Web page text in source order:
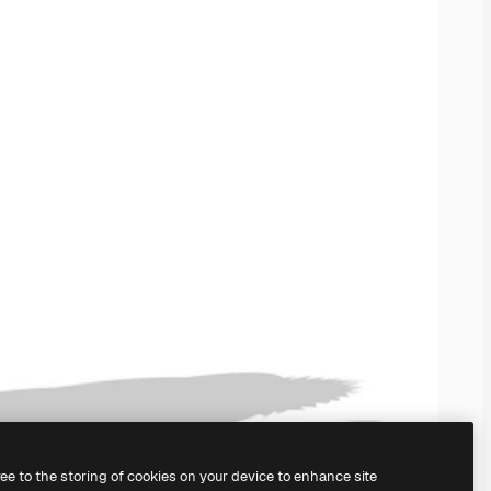
to the storing of cookies on your device to enhance site